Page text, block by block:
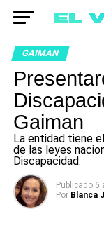
GAIMAN
Gaiman
La entidad tiene
de las leyes
Discapacidad.
Publicado 5
Por Blanca